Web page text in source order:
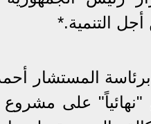
أجل التنمية.*
المستشار
على مشروع